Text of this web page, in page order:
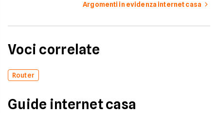
Argomenti in evidenza internet casa
Voci correlate
Router
Guide internet casa